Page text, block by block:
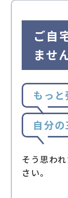
ご自
ませ
もっと
自分の
そう思わ
さい。